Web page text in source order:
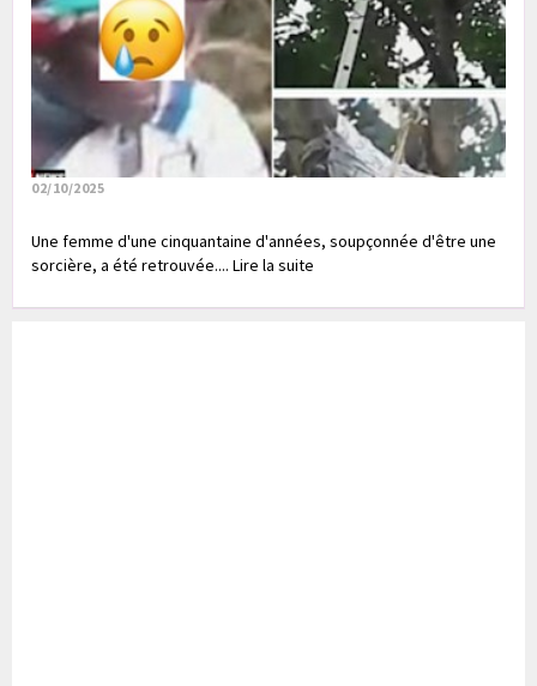
02/10/2025
Une femme d'une cinquantaine d'années, soupçonnée d'être une
sorcière, a été retrouvée.... Lire la suite